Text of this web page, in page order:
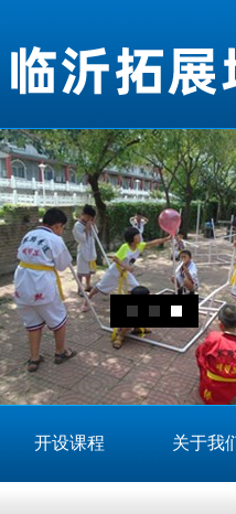
开设课程 关于我